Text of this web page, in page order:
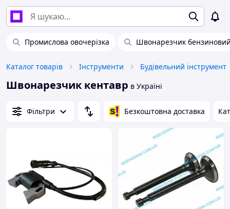
Промислова овочерізка Швонарезчик
Каталог товарів Інструменти Будівельний інструмент
Швонарезчик кентавр в Україні
Фільтри Безкоштовна доставка